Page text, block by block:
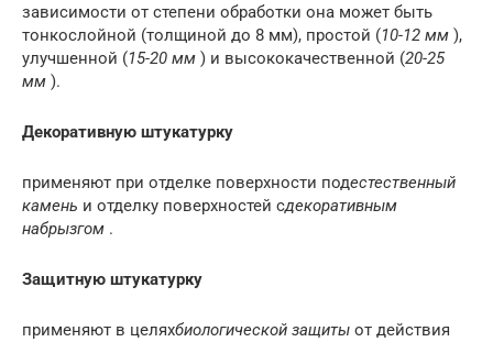
зависимости от степени обработки она может быть
тонкослойной (толщиной до 8 мм), простой (10-12 мм ),
улучшенной (15-20 мм ) и высококачественной (20-25
мм ).
Декоративную штукатурку
применяют при отделке поверхности подестественный
камень и отделку поверхностей сдекоративным
набрызгом .
Защитную штукатурку
применяют в целяхбиологической защиты от действия